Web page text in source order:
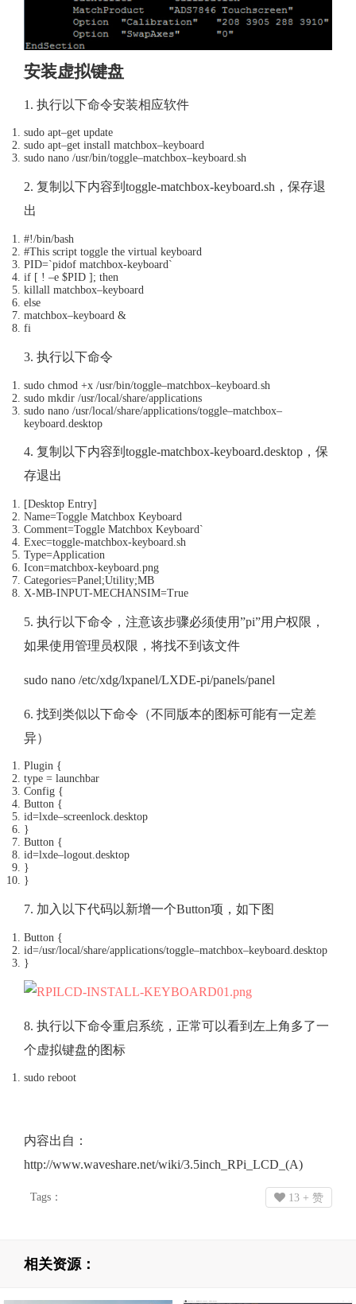
安装虚拟键盘
1. 执行以下命令安装相应软件
sudo apt–get update
sudo apt–get install matchbox–keyboard
sudo nano /usr/bin/toggle–matchbox–keyboard.sh
2. 复制以下内容到toggle-matchbox-keyboard.sh，保存退
出
#!/bin/bash
#This script toggle the virtual keyboard
PID=`pidof matchbox-keyboard`
if [ ! –e $PID ]; then
killall matchbox–keyboard
else
matchbox–keyboard &
fi
3. 执行以下命令
sudo chmod +x /usr/bin/toggle–matchbox–keyboard sh
sudo mkdir /usr/local/share/applications
sudo nano /usr/local/share/applications/toggle–matchbox–
keyboard desktop
4. 复制以下内容到toggle-matchbox-keyboard.desktop，保
存退出
[Desktop Entry]
Name=Toggle Matchbox Keyboard
Comment=Toggle Matchbox Keyboard`
Exec=toggle-matchbox-keyboard.sh
Type=Application
Icon=matchbox-keyboard.png
Categories=Panel;Utility;MB
X-MB-INPUT-MECHANSIM=True
5. 执行以下命令，注意该步骤必须使用”pi”用户权限，
如果使用管理员权限，将找不到该文件
sudo nano /etc/xdg/lxpanel/LXDE-pi/panels/panel
6. 找到类似以下命令（不同版本的图标可能有一定差
异）
Plugin {
type = launchbar
Config {
Button {
id=lxde–screenlock.desktop
}
Button {
id=lxde–logout.desktop
}
}
7. 加入以下代码以新增一个Button项，如下图
Button {
id=/usr/local/share/applications/toggle–matchbox–keyboard.desktop
}
8. 执行以下命令重启系统，正常可以看到左上角多了一
个虚拟键盘的图标
sudo reboot
内容出自：
http://www.waveshare.net/wiki/3.5inch_RPi_LCD_(A)
Tags： 13 + 赞
相关资源：